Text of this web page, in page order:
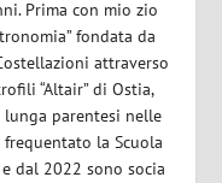
Prima con mio zio
fondata da
attraverso
“Altair” di Ostia,
parentesi nelle
la Scuola
dal 2022 sono socia